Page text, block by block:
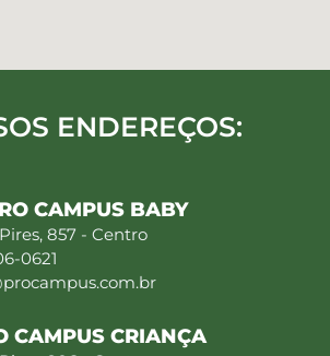
ENDEREÇOS:
CAMPUS BABY
857 - Centro
0621
CAMPUS CRIANÇA